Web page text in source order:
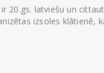
20.gs. latviešu un
izsoles klātienē,